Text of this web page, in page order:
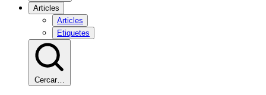
Articles
Articles
Etiquetes
Cercar…